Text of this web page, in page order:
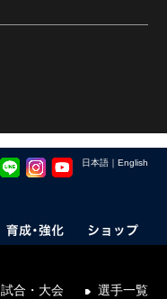
日本語 ｜ English
試合・大会 選手一覧